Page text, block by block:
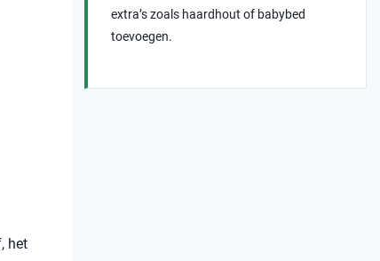
het
extra’s zoals haardhout of babybed
toevoegen.